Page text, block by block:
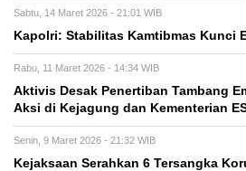
Sabtu, 14 Maret 2026 - 21:01 WIB
Kapolri: Stabilitas Kamtibmas Kunci
Rabu, 11 Maret 2026 - 14:34 WIB
Aktivis Desak Penertiban Tambang
Aksi di Kejagung dan Kementerian
Senin, 9 Maret 2026 - 21:32 WIB
Kejaksaan Serahkan 6 Tersangka